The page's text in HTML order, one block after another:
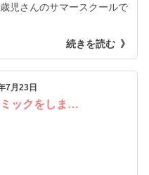
児さんのサマースクールで
続きを読む
7月23日
ミックをしま…